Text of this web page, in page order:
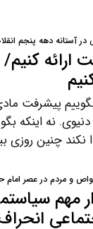
آستانه دهه پنجم
ارائه
پیشرفت
نه اینکه
چنین روزی
و مردم در عصر
مهم